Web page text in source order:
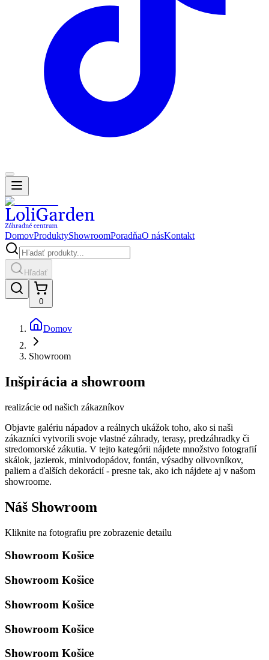
DomovProduktyShowroomPoradňaO násKontakt
Hľadať
0
Domov
Showroom
Inšpirácia a showroom
realizácie od našich zákazníkov
Objavte galériu nápadov a reálnych ukážok toho, ako si naši
zákazníci vytvorili svoje vlastné záhrady, terasy, predzáhradky či
stredomorské zákutia. V tejto kategórii nájdete množstvo fotografií
skálok, jazierok, minivodopádov, fontán, výsadby olivovníkov,
paliem a ďalších dekorácií - presne tak, ako ich nájdete aj v našom
showroome.
Náš Showroom
Kliknite na fotografiu pre zobrazenie detailu
Showroom Košice
Showroom Košice
Showroom Košice
Showroom Košice
Showroom Košice